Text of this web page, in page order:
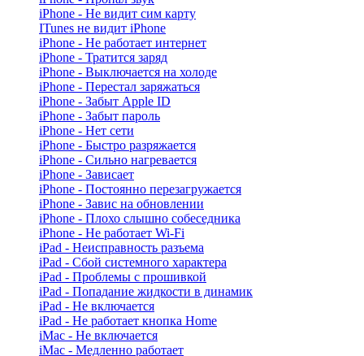
iPhone - Не видит сим карту
ITunes не видит iPhone
iPhone - Не работает интернет
iPhone - Тратится заряд
iPhone - Выключается на холоде
iPhone - Перестал заряжаться
iPhone - Забыт Apple ID
iPhone - Забыт пароль
iPhone - Нет сети
iPhone - Быстро разряжается
iPhone - Сильно нагревается
iPhone - Зависает
iPhone - Постоянно перезагружается
iPhone - Завис на обновлении
iPhone - Плохо слышно собеседника
iPhone - Не работает Wi-Fi
iPad - Неисправность разъема
iPad - Сбой системного характера
iPad - Проблемы с прошивкой
iPad - Попадание жидкости в динамик
iPad - Не включается
iPad - Не работает кнопка Home
iMac - Не включается
iMac - Медленно работает